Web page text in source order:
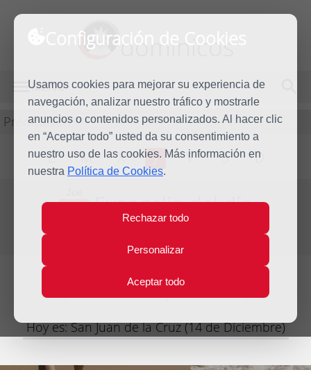
Configuración de Cookies
Usamos cookies para mejorar su experiencia de
navegación, analizar nuestro tráfico y mostrarle
anuncios o contenidos personalizados. Al hacer clic
en “Aceptar todo” usted da su consentimiento a
nuestro uso de las cookies. Más información en
nuestra Política de Cookies.
Rechazar todo
Personalizar
Aceptar todo
dominicos
MENÚ
Predicación
L M X J V S D
14 Evangelio del día
Lecturas del día y comentario
Hoy es: San Juan de la Cruz (14 de Diciembre)